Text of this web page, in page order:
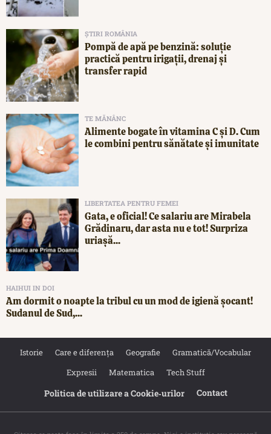
ȘTIRI ROMÂNIA
Pompă de apă pe benzină: soluție
practică pentru irigații, drenaj și
transfer rapid
TE MĂNÂNC
Alimente bogate în vitamina C și D. Cum
le combini pentru sănătate și imunitate
LIBERTATEA PENTRU FEMEI
Gata, e oficial! Ce salariu are Mirabela
Grădinaru, dar asta nu e tot! Surpriza
uriașă...
HAIHUI IN DOI
Am dormit o noapte la tribul cu un mod de igienă șocant!
Sudanul de Sud,...
Istorie Care e diferența Geografie
Gramatică/Vocabular
Expresii
Matematica Tech Stuff
Politica de utilizare a Cookie‐urilor Contact